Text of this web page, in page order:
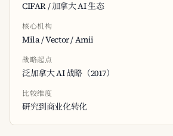
CIFAR / 加拿大 AI 生态
核心机构
Mila / Vector / Amii
战略起点
泛加拿大 AI 战略（2017）
比较维度
研究到商业化转化